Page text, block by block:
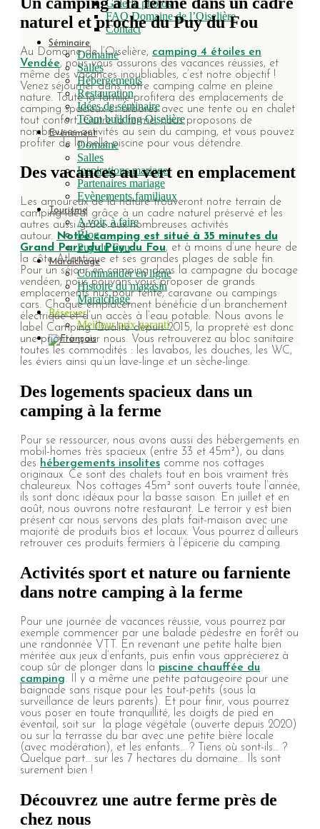
Galerie photos
FAQ Domaine de l’Oiselière
Contact
Séminaire
Domaine
Salles
Hébergements
Restauration
Idées de séminaire
Team building Oiselière
Evènement
Domaine
Salles
Inspirations mariage
Partenaires mariage
Evènements familiaux
Tourisme
A voir, à faire
Blog
Puy du Fou
Maraîchage
Commander en ligne
Histoire du magasin
Maraichage
Réserver
Meilleur prix garanti
naturel et proche du Puy du Fou
Au Domaine de l’Oiselière, camping 4 étoiles en
Vendée, nous vous assurons des vacances réussies, et
même des vacances inoubliables, c’est notre objectif !
Venez séjourner dans notre camping calme en pleine
nature. Toute la famille profitera des emplacements de
camping spacieux et arborés avec une tente ou en chalet
tout confort. Outre la ferme, nous proposons de
nombreuses activités au sein du camping, et vous pouvez
profiter de la belle piscine pour vous détendre.
Des vacances au vert en emplacement
Les amoureux de la nature trouveront notre terrain de
camping idéal grâce à un cadre naturel préservé et les
autres aussi grâce aux nombreuses activités
autour. Notre camping est situé à 35 minutes du
Grand Parc du Puy du Fou, et à moins d’une heure de
la côte Atlantique et ses grandes plages de sable fin.
Pour un séjour en camping dans la campagne du bocage
vendéen, nous pouvons vous proposer de grands
emplacements nus pour tente, caravane ou campings
cars. Chaque emplacement bénéficie d’un branchement
électrique et d’un accès à l’eau potable. Nous avons le
label Camping Qualité depuis 2015, la propreté est donc
une priorité pour nous. Vous retrouverez au bloc sanitaire
toutes les commodités : les lavabos, les douches, les WC,
les éviers ainsi qu’un lave-linge et un sèche-linge.
Des logements spacieux dans un
camping à la ferme
Pour se ressourcer, nous avons aussi des hébergements en
mobil-homes très spacieux (entre 33 et 45m²), ou dans
des hébergements insolites comme nos cottages
originaux. Ce sont des chalets tout en bois vraiment très
chaleureux. Nos cottages 45m² sont ouverts toute l’année,
ils sont donc idéaux pour la basse saison. En juillet et en
août, nous ouvrons notre restaurant. Le terroir y est bien
présent car nous servons des plats fait-maison avec une
majorité de produits bios et locaux. Vous pourrez d’ailleurs
retrouver ces produits fermiers à l’épicerie du camping.
Activités sport et nature ou farniente
dans notre camping à la ferme
Pour une journée de vacances réussie, vous pourrez par
exemple commencer par une balade pédestre en forêt ou
une randonnée VTT. En revenant une petite halte bien
méritée aux jeux d’enfants, puis enfin vous apprécierez à
coup sûr de plonger dans la piscine chauffée du
camping. Il y a même une petite pataugeoire pour une
baignade sans risque pour les tout-petits (sous la
surveillance de leurs parents). Et pour finir, vous pourrez
vous poser en toute tranquillité, les doigts de pied en
éventail, soit sur la plage végétale (ouverte depuis 2020)
ou sur la terrasse du bar avec une petite bière locale
(avec modération), et les enfants… ? Tiens où sont-ils… ?
Quelque part… sur les 7 hectares du domaine… Ils sont
surement bien !
Découvrez une autre ferme près de
chez nous